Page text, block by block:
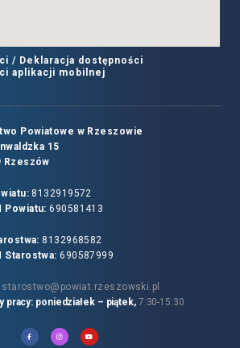
/ Deklaracja dostępności
aplikacji mobilnej
Powiatowe w Rzeszowie
15
Rzeszów
8132919572
Powiatu: 690581413
8132968582
Starostwa: 690587999
starostwo@powiat.rzeszowski.pl
pracy: poniedziałek – piątek, 7:30-15:30